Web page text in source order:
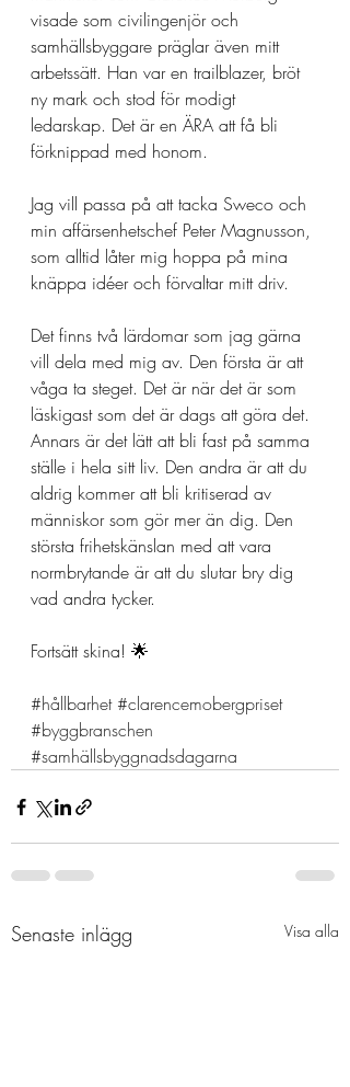
visade som civilingenjör och
samhällsbyggare präglar även mitt
arbetssätt. Han var en trailblazer, bröt
ny mark och stod för modigt
ledarskap. Det är en ÄRA att få bli
förknippad med honom.
Jag vill passa på att tacka Sweco och
min affärsenhetschef Peter Magnusson,
som alltid låter mig hoppa på mina
knäppa idéer och förvaltar mitt driv.
Det finns två lärdomar som jag gärna
vill dela med mig av. Den första är att
våga ta steget. Det är när det är som
läskigast som det är dags att göra det.
Annars är det lätt att bli fast på samma
ställe i hela sitt liv. Den andra är att du
aldrig kommer att bli kritiserad av
människor som gör mer än dig. Den
största frihetskänslan med att vara
normbrytande är att du slutar bry dig
vad andra tycker.
Fortsätt skina! 🌟
#hållbarhet #clarencemobergpriset
#byggbranschen
#samhällsbyggnadsdagarna
Senaste inlägg Visa alla